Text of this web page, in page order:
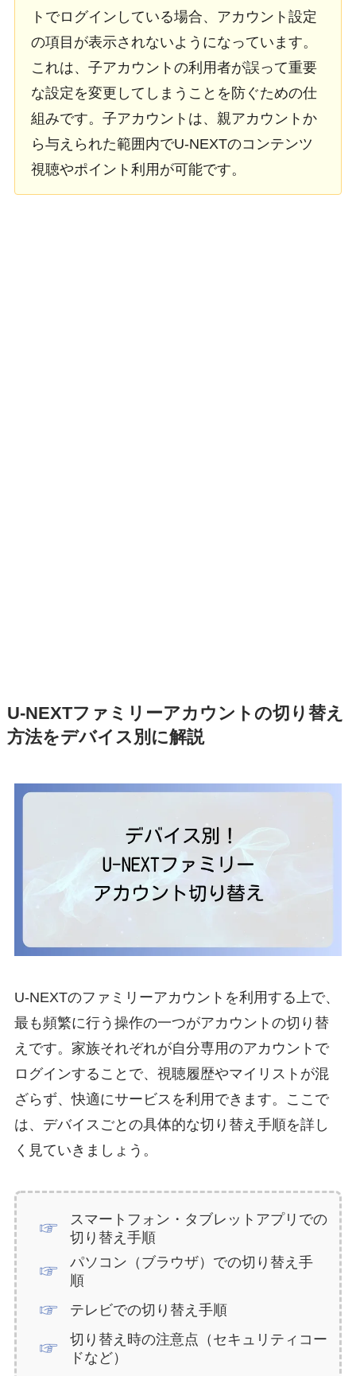
トでログインしている場合、アカウント設定
の項目が表示されないようになっています。
これは、子アカウントの利用者が誤って重要
な設定を変更してしまうことを防ぐための仕
組みです。子アカウントは、親アカウントか
ら与えられた範囲内でU-NEXTのコンテンツ
視聴やポイント利用が可能です。
U-NEXTファミリーアカウントの切り替え
方法をデバイス別に解説
U-NEXTのファミリーアカウントを利用する上で、
最も頻繁に行う操作の一つがアカウントの切り替
えです。家族それぞれが自分専用のアカウントで
ログインすることで、視聴履歴やマイリストが混
ざらず、快適にサービスを利用できます。ここで
は、デバイスごとの具体的な切り替え手順を詳し
く見ていきましょう。
スマートフォン・タブレットアプリでの
切り替え手順
パソコン（ブラウザ）での切り替え手
順
テレビでの切り替え手順
切り替え時の注意点（セキュリティコー
ドなど）